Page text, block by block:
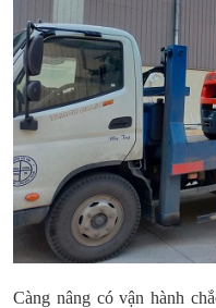
Càng nâng có vận hành